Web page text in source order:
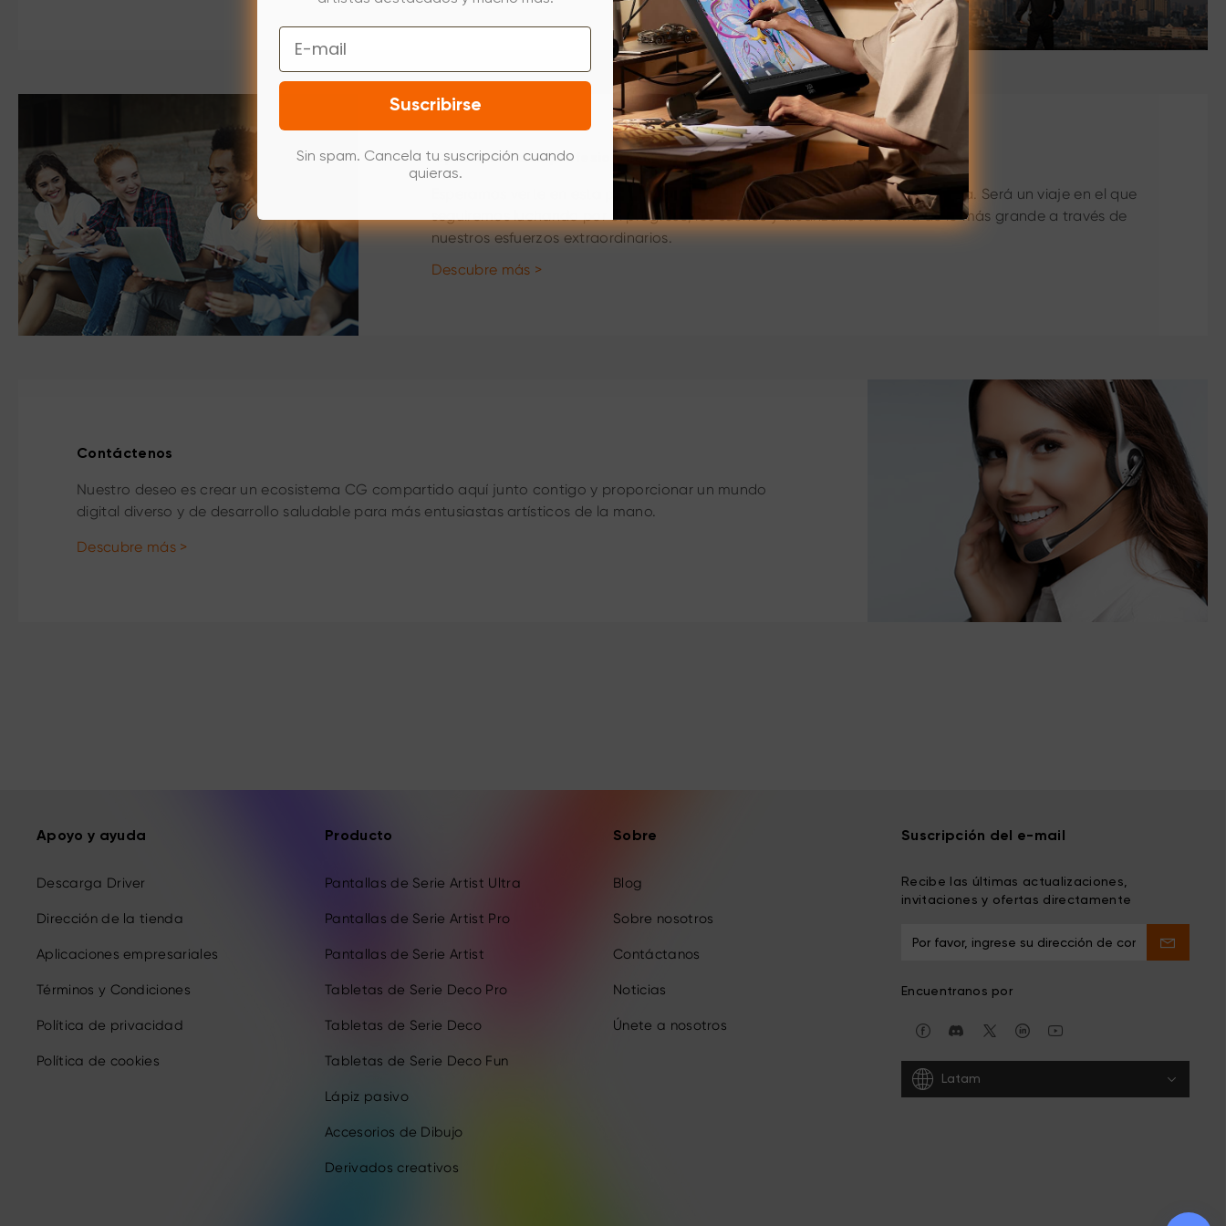
Oportunidades profesionales
Esperamos verte en esta plataforma optimista, innovadora, abierta e inclusiva. Será un viaje en el que
seguiremos luchando por el progreso, los sueños y alcanzando la cima de lo más grande a través de
nuestros esfuerzos extraordinarios.
Descubre más >
Contáctenos
Nuestro deseo es crear un ecosistema CG compartido aquí junto contigo y proporcionar un mundo
digital diverso y de desarrollo saludable para más entusiastas artísticos de la mano.
Descubre más >
Apoyo y ayuda
Descarga Driver
Dirección de la tienda
Aplicaciones empresariales
Términos y Condiciones
Política de privacidad
Política de cookies
Producto
Pantallas de Serie Artist Ultra
Pantallas de Serie Artist Pro
Pantallas de Serie Artist
Tabletas de Serie Deco Pro
Tabletas de Serie Deco
Tabletas de Serie Deco Fun
Lápiz pasivo
Accesorios de Dibujo
Derivados creativos
Sobre
Blog
Sobre nosotros
Contáctanos
Noticias
Únete a nosotros
Suscripción del e-mail
Recibe las últimas actualizaciones,
invitaciones y ofertas directamente
Encuentranos por
Latam
Email
Suscribirse
Sin spam. Cancela tu suscripción cuando
quieras.